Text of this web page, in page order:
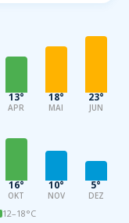
13°
APR
18°
MAI
23°
JUN
16°
OKT
10°
NOV
5°
DEZ
12–18°C